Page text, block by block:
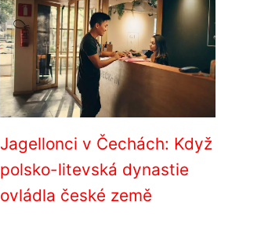
Jagellonci v Čechách: Když
polsko-litevská dynastie
ovládla české země